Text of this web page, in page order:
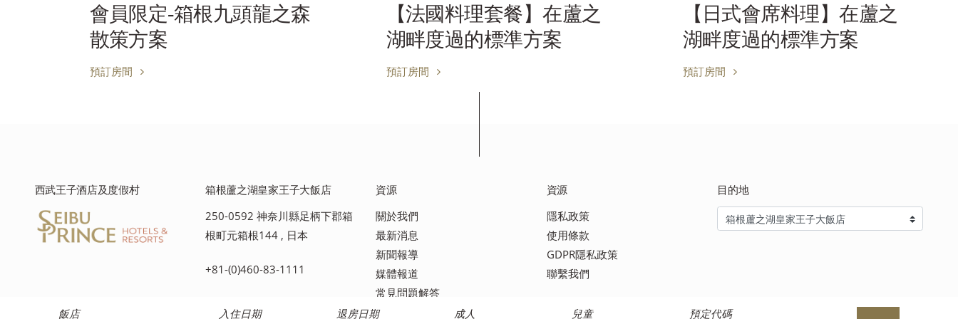
飯店 入住日期 退房日期 成人 兒童 預定代碼
【法國料理套餐】在蘆之
湖畔度過的標準方案
預訂房間
【日式會席料理】在蘆之
湖畔度過的標準方案
預訂房間
【早鳥折扣】30天前很優
惠
預訂房間
西武王子酒店及度假村
箱根蘆之湖皇家王子大飯店
250-0592 神奈川縣足柄下郡箱
根町元箱根144 , 日本
+81-(0)460-83-1111
資源
關於我們
最新消息
新聞報導
媒體報道
常見問題解答
資源
隱私政策
使用條款
GDPR隱私政策
聯繫我們
目的地